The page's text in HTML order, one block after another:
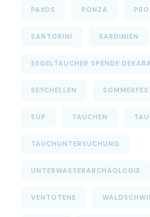
PAXOS PONZA
SANTORINI SARDINIEN
SEGELTAUCHER SPENDE
SEYCHELLEN
SUP TAUCHEN
TAUCHUNTERSUCHUNG
UNTERWASSERARCHÄOLOGIE
VENTOTENE